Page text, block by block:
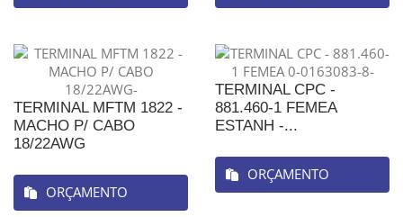
TERMINAL MFTM 1822 -
MACHO P/ CABO
18/22AWG
ORÇAMENTO
TERMINAL CPC -
881.460-1 FEMEA
ESTANH -...
ORÇAMENTO